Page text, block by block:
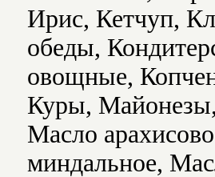
Ирис, Кетчуп,
обеды,
овощные,
Куры,
Масло
миндальное,